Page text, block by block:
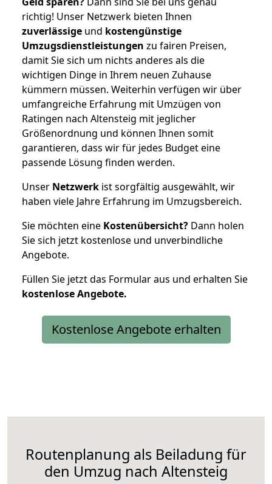
richtig! Unser Netzwerk bieten Ihnen
zuverlässige und kostengünstige
Umzugsdienstleistungen zu fairen Preisen,
damit Sie sich um nichts anderes als die
wichtigen Dinge in Ihrem neuen Zuhause
kümmern müssen. Weiterhin verfügen wir über
umfangreiche Erfahrung mit Umzügen von
Ratingen nach Altensteig mit jeglicher
Größenordnung und können Ihnen somit
garantieren, dass wir für jedes Budget eine
passende Lösung finden werden.
Unser Netzwerk ist sorgfältig ausgewählt, wir
haben viele Jahre Erfahrung im Umzugsbereich.
Sie möchten eine Kostenübersicht? Dann holen
Sie sich jetzt kostenlose und unverbindliche
Angebote.
Füllen Sie jetzt das Formular aus und erhalten Sie
kostenloseAngebote.
Kostenlose Angebote erhalten
Routenplanung als Beiladung für
den Umzug nach Altensteig